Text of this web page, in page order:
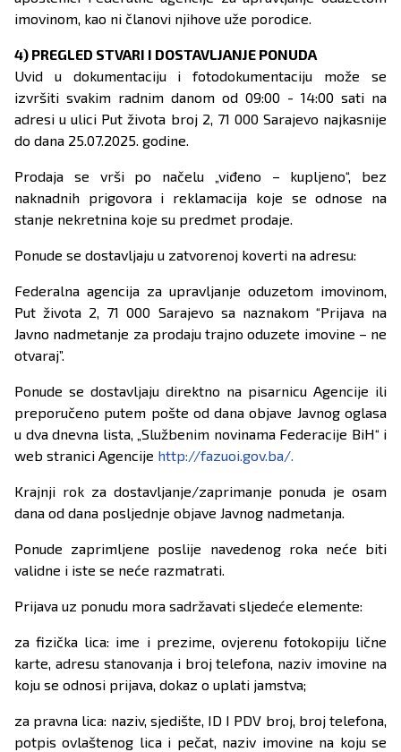
imovinom, kao ni članovi njihove uže porodice.
4) PREGLED STVARI I DOSTAVLJANJE PONUDA
Uvid u dokumentaciju i fotodokumentaciju može se
izvršiti svakim radnim danom od 09:00 - 14:00 sati na
adresi u ulici Put života broj 2, 71 000 Sarajevo najkasnije
do dana 25.07.2025. godine.
Prodaja se vrši po načelu „viđeno – kupljeno“, bez
naknadnih prigovora i reklamacija koje se odnose na
stanje nekretnina koje su predmet prodaje.
Ponude se dostavljaju u zatvorenoj koverti na adresu:
Federalna agencija za upravljanje oduzetom imovinom,
Put života 2, 71 000 Sarajevo sa naznakom “Prijava na
Javno nadmetanje za prodaju trajno oduzete imovine – ne
otvaraj”.
Ponude se dostavljaju direktno na pisarnicu Agencije ili
preporučeno putem pošte od dana objave Javnog oglasa
u dva dnevna lista, „Službenim novinama Federacije BiH“ i
web stranici Agencije http://fazuoi.gov.ba/.
Krajnji rok za dostavljanje/zaprimanje ponuda je osam
dana od dana posljednje objave Javnog nadmetanja.
Ponude zaprimljene poslije navedenog roka neće biti
validne i iste se neće razmatrati.
Prijava uz ponudu mora sadržavati sljedeće elemente:
za fizička lica: ime i prezime, ovjerenu fotokopiju lične
karte, adresu stanovanja i broj telefona, naziv imovine na
koju se odnosi prijava, dokaz o uplati jamstva;
za pravna lica: naziv, sjedište, ID I PDV broj, broj telefona,
potpis ovlaštenog lica i pečat, naziv imovine na koju se